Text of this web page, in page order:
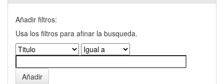
Añadir filtros:
Usa los filtros para afinar la busqueda.